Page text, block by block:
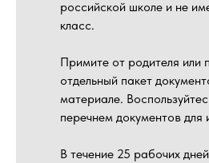
российской школе и не
класс.
Примите от родителя или
отдельный пакет
материале.
перечнем документов для
В течение 25 рабочих